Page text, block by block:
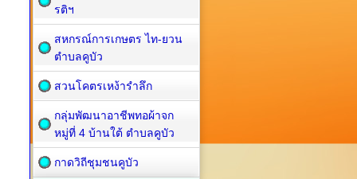
รติฯ
สหกรณ์การเกษตร ไท-ยวน
ตำบลคูบัว
สวนโคตรเหง้ารำลึก
กลุ่มพัฒนาอาชีพทอผ้าจก
หมู่ที่ 4 บ้านใต้ ตำบลคูบัว
กาดวิถีชุมชนคูบัว